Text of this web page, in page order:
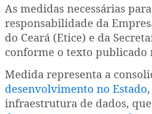
As medidas necessárias
responsabilidade da
do Ceará (Etice) e da
conforme o texto publicado
Medida representa a
desenvolvimento no Estado
infraestrutura de dados,